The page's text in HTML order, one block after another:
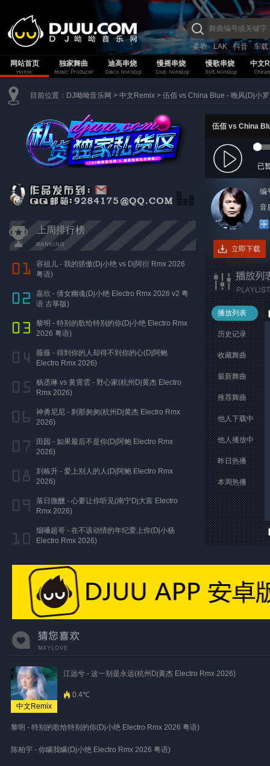
柔歌 LAK 抖音
车载
网站首页
独家舞曲 迪高串烧 慢摇串烧 慢歌串烧 中文
目前位置： DJ呦呦音乐网 > 中文Remix > 伍佰 vs China Blue - 晚风(Dj小
上周排行榜
容祖儿 - 我的骄傲(Dj小绝 vs Dj阿衍 Rmx 2026
粤语)
嘉欣 - 倩女幽魂(Dj小绝 Electro Rmx 2026 v2 粤
语 古筝版)
黎明 - 特别的歌给特别的你(Dj小绝 Electro Rmx
2026 粤语)
薇薇 - 得到你的人却得不到你的心(Dj阿鲍
Electro Rmx 2026)
杨丞琳 vs 黄霄雲 - 野心家(杭州Dj黄杰 Electro
Rmx 2026)
神勇尼尼 - 刹那匆匆(杭州Dj黄杰 Electro Rmx
2026)
田园 - 如果最后不是你(Dj阿鲍 Electro Rmx
2026)
刘栋升 - 爱上别人的人(Dj阿鲍 Electro Rmx
2026)
落日微醺 - 心要让你听见(南宁Dj大富 Electro
Rmx 2026)
烟嗓超哥 - 在不该动情的年纪爱上你(Dj小杨
Electro Rmx 2026)
伍佰 vs China
已
编
音
立即下载
播放列表
历史记录
收藏舞曲
最新舞曲
推荐舞曲
他人下载中
他人播放中
昨日热播
本周热播
中文Remix
江远兮 - 这一别是永远(杭州Dj黄杰 Electro Rmx 2026)
0.4℃
黎明 - 特别的歌给特别的你(Dj小绝 Electro Rmx 2026 粤语)
陈柏宇 - 你瞒我瞒(Dj小绝 Electro Rmx 2026 粤语)